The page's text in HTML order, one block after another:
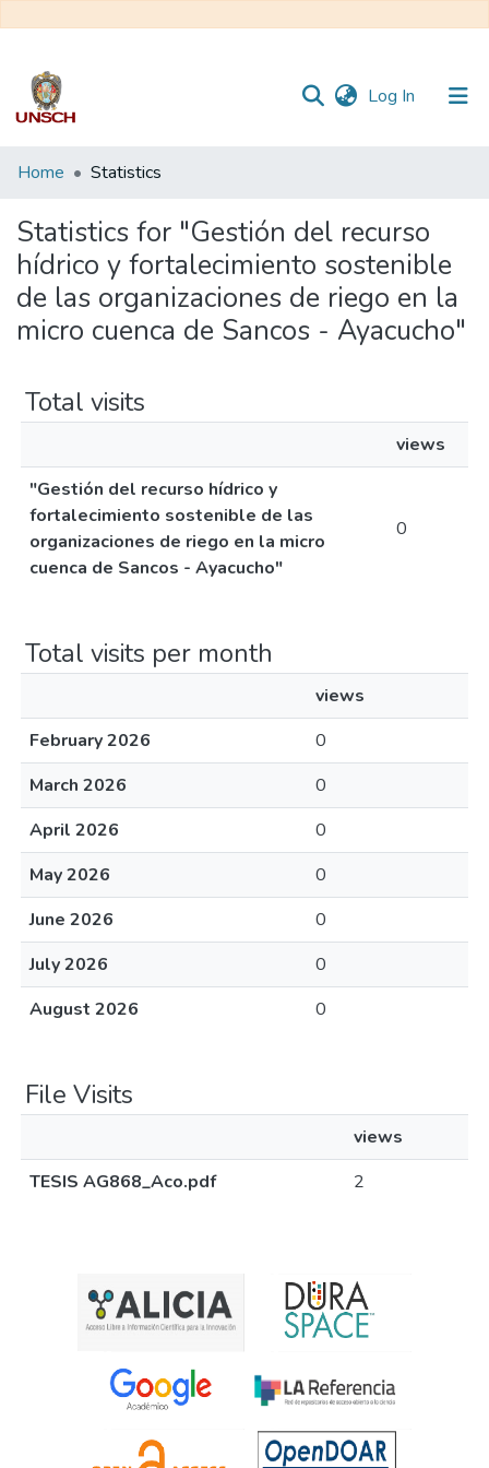
Log In (current)
Communities
Collections
All of DSpace
Home Statistics
Statistics for "Gestión del recurso
hídrico y fortalecimiento sostenible
de las organizaciones de riego en la
micro cuenca de Sancos - Ayacucho"
Total visits
views
"Gestión del recurso hídrico y
fortalecimiento sostenible de las
organizaciones de riego en la micro
cuenca de Sancos - Ayacucho"
0
Total visits per month
views
February 2026
0
March 2026
0
April 2026
0
May 2026
0
June 2026
0
July 2026
0
August 2026
0
File Visits
views
TESIS AG868_Aco.pdf
2